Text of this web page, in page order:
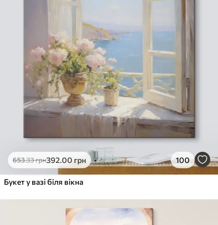
653.33грн392.00 грн 100
Букет у вазі біля вікна